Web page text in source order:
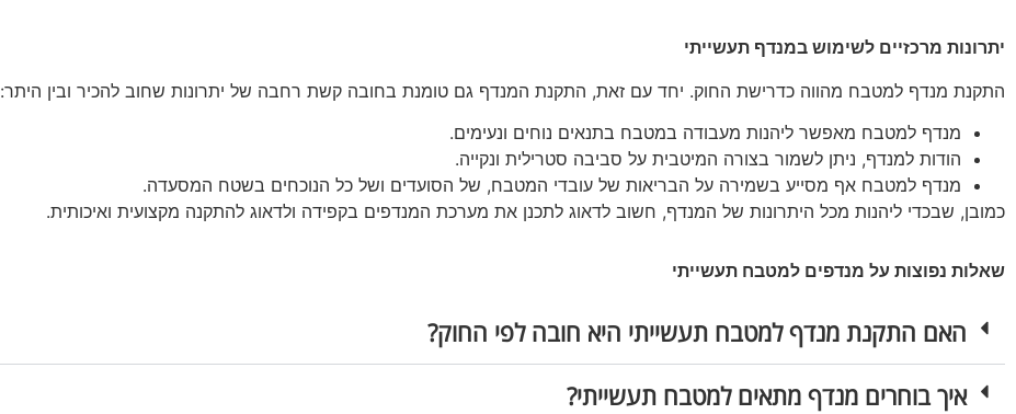
יתרונות מרכזיים לשימוש במנדף תעשייתי
התקנת מנדף למטבח מהווה כדרישת החוק. יחד עם זאת, התקנת המנדף גם טומנת בחובה קשת רחבה של יתרונות שחוב להכיר ובין היתר:
מנדף למטבח מאפשר ליהנות מעבודה במטבח בתנאים נוחים ונעימים.
הודות למנדף, ניתן לשמור בצורה המיטבית על סביבה סטרילית ונקייה.
מנדף למטבח אף מסייע בשמירה על הבריאות של עובדי המטבח, של הסועדים ושל כל הנוכחים בשטח המסעדה.
כמובן, שבכדי ליהנות מכל היתרונות של המנדף, חשוב לדאוג לתכנן את מערכת המנדפים בקפידה ולדאוג להתקנה מקצועית ואיכותית.
שאלות נפוצות על מנדפים למטבח תעשייתי
האם התקנת מנדף למטבח תעשייתי היא חובה לפי החוק?
איך בוחרים מנדף מתאים למטבח תעשייתי?